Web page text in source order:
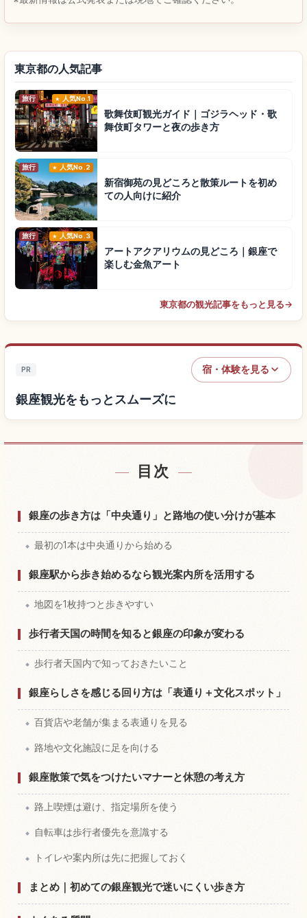
東京都の人気記事
旅行 人気No.1
歌舞伎町観光ガイド｜ゴジラヘッド・歌
舞伎町タワーと夜の歩き方
旅行 人気No.2
新宿御苑の見どころと散策ルートを初め
ての人向けに紹介
旅行 人気No.3
アートアクアリウムの見どころ｜銀座で
楽しむ金魚アート
東京都の観光記事をもっと見る→
PR 宿・体験を見る
銀座観光をもっとスムーズに
銀座付近の宿を探す
銀座の体験を探す↗
目次
銀座の歩き方は「中央通り」と路地の使い分けが基本
最初の1本は中央通りから始める
銀座駅から歩き始めるなら観光案内所を活用する
地図を1枚持つと歩きやすい
歩行者天国の時間を知ると銀座の印象が変わる
歩行者天国内で知っておきたいこと
銀座らしさを感じる回り方は「表通り＋文化スポット」
百貨店や老舗が集まる表通りを見る
路地や文化施設に足を向ける
銀座散策で気をつけたいマナーと休憩の考え方
路上喫煙は避け、指定場所を使う
自転車は歩行者優先を意識する
トイレや案内所は先に把握しておく
まとめ｜初めての銀座観光で迷いにくい歩き方